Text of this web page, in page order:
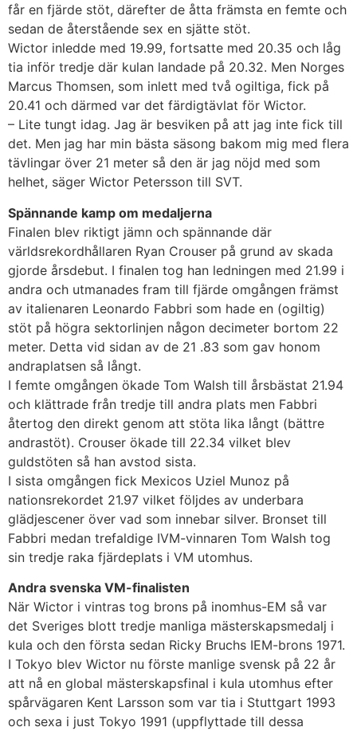
får en fjärde stöt, därefter de åtta främsta en femte och
sedan de återstående sex en sjätte stöt.
Wictor inledde med 19.99, fortsatte med 20.35 och låg
tia inför tredje där kulan landade på 20.32. Men Norges
Marcus Thomsen, som inlett med två ogiltiga, fick på
20.41 och därmed var det färdigtävlat för Wictor.
– Lite tungt idag. Jag är besviken på att jag inte fick till
det. Men jag har min bästa säsong bakom mig med flera
tävlingar över 21 meter så den är jag nöjd med som
helhet, säger Wictor Petersson till SVT.
Spännande kamp om medaljerna
Finalen blev riktigt jämn och spännande där
världsrekordhållaren Ryan Crouser på grund av skada
gjorde årsdebut. I finalen tog han ledningen med 21.99 i
andra och utmanades fram till fjärde omgången främst
av italienaren Leonardo Fabbri som hade en (ogiltig)
stöt på högra sektorlinjen någon decimeter bortom 22
meter. Detta vid sidan av de 21 .83 som gav honom
andraplatsen så långt.
I femte omgången ökade Tom Walsh till årsbästat 21.94
och klättrade från tredje till andra plats men Fabbri
återtog den direkt genom att stöta lika långt (bättre
andrastöt). Crouser ökade till 22.34 vilket blev
guldstöten så han avstod sista.
I sista omgången fick Mexicos Uziel Munoz på
nationsrekordet 21.97 vilket följdes av underbara
glädjescener över vad som innebar silver. Bronset till
Fabbri medan trefaldige IVM-vinnaren Tom Walsh tog
sin tredje raka fjärdeplats i VM utomhus.
Andra svenska VM-finalisten
När Wictor i vintras tog brons på inomhus-EM så var
det Sveriges blott tredje manliga mästerskapsmedalj i
kula och den första sedan Ricky Bruchs IEM-brons 1971.
I Tokyo blev Wictor nu förste manlige svensk på 22 år
att nå en global mästerskapsfinal i kula utomhus efter
spårvägaren Kent Larsson som var tia i Stuttgart 1993
och sexa i just Tokyo 1991 (uppflyttade till dessa